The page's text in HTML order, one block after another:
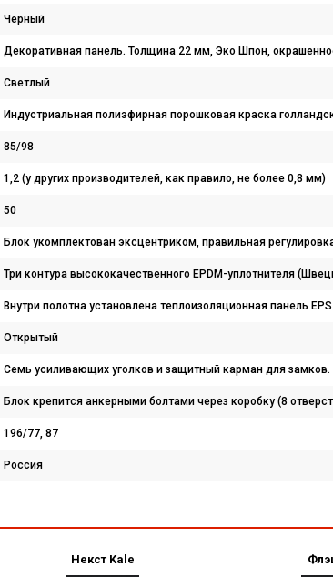
Черный
Декоративная панель. Толщина 22 мм, Эко Шпон,
Светлый
Индустриальная полиэфирная порошковая краска
85/98
1,2 (у других производителей, как правило, не более 0,8 мм)
50
Блок укомплектован эксцентриком, правильная
Три контура высококачественного EPDM-уплотнителя
Внутри полотна установлена теплоизоляционная панель
Открытый
Семь усиливающих уголков и защитный карман для
Блок крепится анкерными болтами через коробку (8
196/77, 87
Россия
Некст Kale